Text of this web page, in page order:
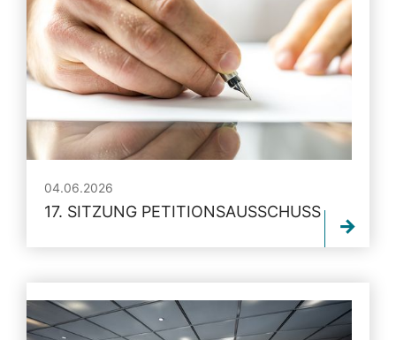
04.06.2026
17. SITZUNG PETITIONSAUSSCHUSS